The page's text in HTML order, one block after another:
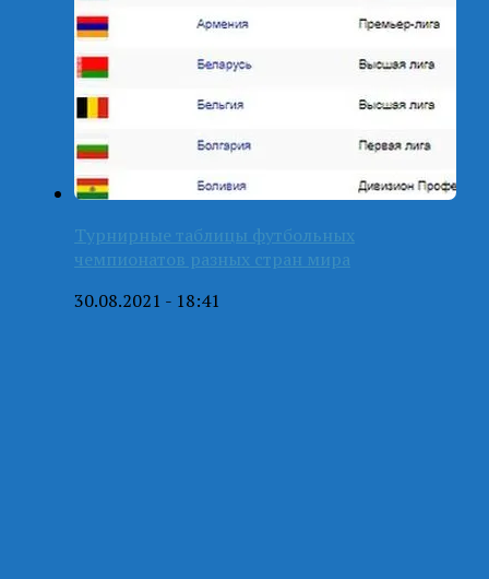
Турнирные таблицы футбольных
чемпионатов разных стран мира
30.08.2021 - 18:41